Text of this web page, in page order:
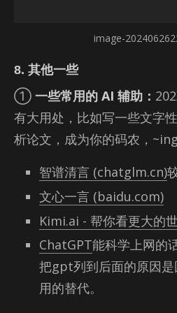
image-
8. 其他一些
① 一些常用的 AI 辅助：
有大用处，比如写一些文字
析论文，成为你的码农，
智谱清言 (chatglm.cn)
文心一言 (baidu.com)
Kimi.ai - 帮你看更大的
ChatGPT能科学上网的
把gpt列到后面的原因
用的替代。